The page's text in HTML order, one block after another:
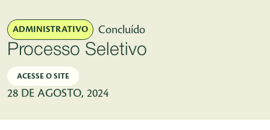
ADMINISTRATIVO
Concluído
Processo Seletivo
ACESSE O SITE
28 DE AGOSTO, 2024